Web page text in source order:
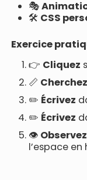
🎭
🛠️ CSS
Exercice
👉 Cliquez
📏 Cherchez
✏️ Écrivez
✏️ Écrivez
👁️ Observez
l’espace